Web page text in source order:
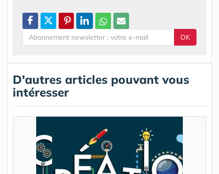
OK
D'autres articles pouvant vous
intéresser